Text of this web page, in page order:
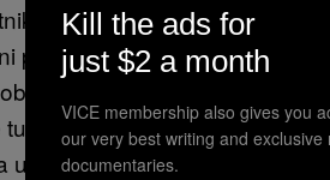
Bogdan je otišao na
program na televiziji je
možete da zapalite
bocu Tičersa. Na red
kojoj znanje ima možda i
Kill the ads for
just $2 a month
VICE membership also gives you
our very best writing and exclusive
documentaries.